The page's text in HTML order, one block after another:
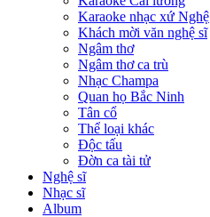
Karaoke nhạc xứ Nghệ
Khách mời văn nghệ sĩ
Ngâm thơ
Ngâm thơ ca trù
Nhạc Champa
Quan họ Bắc Ninh
Tân cổ
Thể loại khác
Độc tấu
Đờn ca tài tử
Nghệ sĩ
Nhạc sĩ
Album